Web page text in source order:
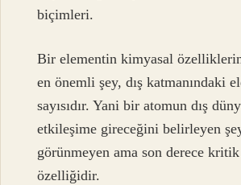
biçimleri.
Bir elementin kimyasal
en önemli şey, dış katmanındaki
sayısıdır. Yani bir atomun dış
etkileşime gireceğini belirleyen
görünmeyen ama son derece
özelliğidir.